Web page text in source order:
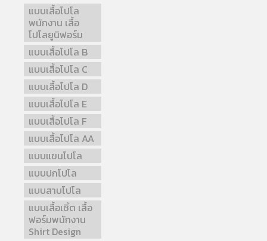
แบบเสื้อโปโล
พนักงาน เสื้อ
โปโลยูนิฟอร์ม
แบบเสื้อโปโล B
แบบเสื้อโปโล C
แบบเสื้อโปโล D
แบบเสื้อโปโล E
แบบเสื้อโปโล F
แบบเสื้อโปโล AA
แบบแขนโปโล
แบบปกโปโล
แบบสาบโปโล
แบบเสื้อเชิ้ต เสื้อ
ฟอร์มพนักงาน
Shirt Design